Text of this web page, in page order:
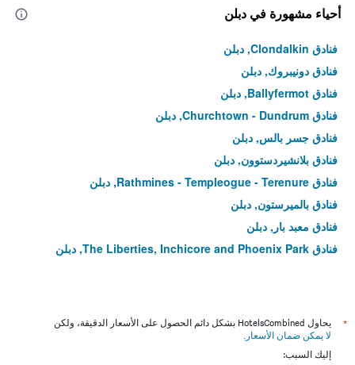
أحياء مشهورة في دبلن
فنادق Clondalkin, دبلن
فنادق دونيبروك, دبلن
فنادق Ballyfermot, دبلن
فنادق Churchtown - Dundrum, دبلن
فنادق جسر بالس, دبلن
فنادق بلانشيردستوون, دبلن
فنادق Rathmines - Templeogue - Terenure, دبلن
فنادق بالميرستون, دبلن
فنادق معبد بار, دبلن
فنادق The Liberties, Inchicore and Phoenix Park, دبلن
*
يحاول HotelsCombined بشكل دائم الحصول على الأسعار الدقيقة، ولكن
لا يمكن ضمان الأسعار .
إليك السبب: